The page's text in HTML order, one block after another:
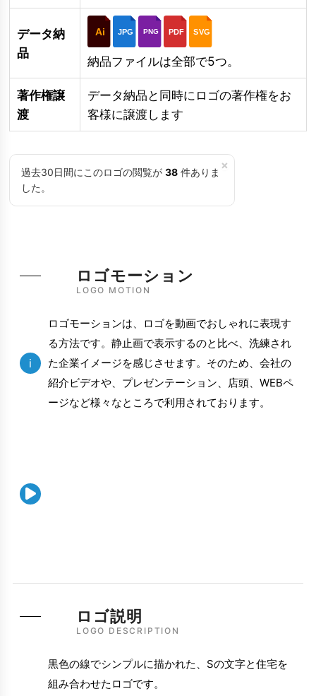
データ納
品
Ai JPG PNG PDF SVG
納品ファイルは全部で5つ。
著作権譲
渡
データ納品と同時にロゴの著作権をお
客様に譲渡します
×
過去30日間にこのロゴの閲覧が 38 件ありま
した。
LOGO MOTION
ロゴモーション
i
ロゴモーションは、ロゴを動画でおしゃれに表現す
る方法です。静止画で表示するのと比べ、洗練され
た企業イメージを感じさせます。そのため、会社の
紹介ビデオや、プレゼンテーション、店頭、WEBペ
ージなど様々なところで利用されております。

LOGO DESCRIPTION
ロゴ説明
黒色の線でシンプルに描かれた、Sの文字と住宅を
組み合わせたロゴです。